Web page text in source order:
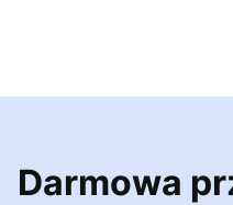
Darmowa